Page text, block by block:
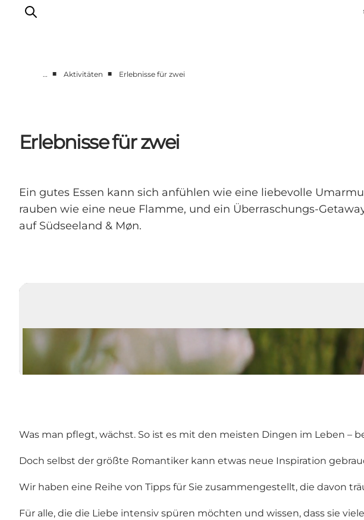
Events
Essen
Reise planen
… ■ Aktivitäten ■ Erlebnisse für zwei
Erlebnisse für zwei
Ein gutes Essen kann sich anfühlen wie eine liebevolle
rauben wie eine neue Flamme, und ein Überraschungs-
auf Südseeland & Møn.
Was man pflegt, wächst. So ist es mit den meisten Dingen im Leben –
Doch selbst der größte Romantiker kann etwas neue Inspiration
Wir haben eine Reihe von Tipps für Sie zusammengestellt, die davon
Für alle, die die Liebe intensiv spüren möchten und wissen, dass sie